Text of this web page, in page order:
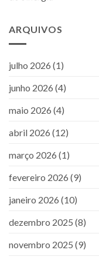
ARQUIVOS
julho 2026 (1)
junho 2026 (4)
maio 2026 (4)
abril 2026 (12)
março 2026 (1)
fevereiro 2026 (9)
janeiro 2026 (10)
dezembro 2025 (8)
novembro 2025 (9)